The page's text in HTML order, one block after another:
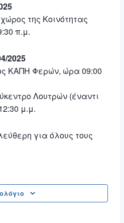
της Κοινότητας
π.μ.
2025
ΚΑΠΗ Φερών, ώρα 09:00
Λουτρών (έναντι
μ.μ.
για όλους τους